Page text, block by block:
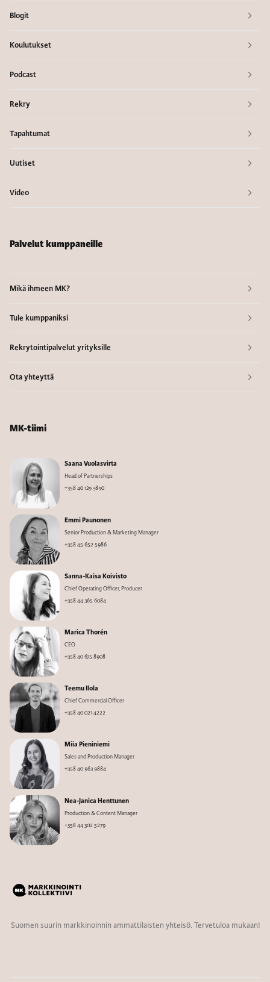
Blogit
Koulutukset
Podcast
Rekry
Tapahtumat
Uutiset
Video
Palvelut kumppaneille
Mikä ihmeen MK?
Tule kumppaniksi
Rekrytointipalvelut yrityksille
Ota yhteyttä
MK-tiimi
Saana Vuolasvirta
Head of Partnerships
+358 40 129 3890
Emmi Paunonen
Senior Production & Marketing Manager
+358 45 652 5986
Sanna-Kaisa Koivisto
Chief Operating Officer, Producer
+358 44 365 6084
Marica Thorén
CEO
+358 40 675 8908
Teemu Ilola
Chief Commercial Officer
+358 40 021 4222
Miia Pieniniemi
Sales and Production Manager
+358 40 963 9884
Nea-Janica Henttunen
Production & Content Manager
+358 44 302 5279
Suomen suurin markkinoinnin ammattilaisten yhteisö. Tervetuloa mukaan!